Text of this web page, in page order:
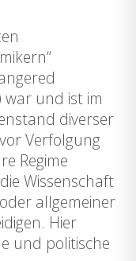
war und ist im
diverser
Verfolgung
Regime
Wissenschaft
allgemeiner
Hier
und politische